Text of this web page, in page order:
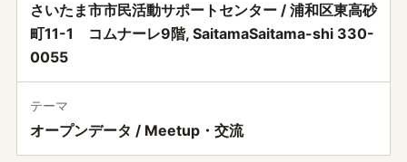
さいたま市市民活動サポートセンター / 浦和区東高砂
町11-1 コムナーレ9階, SaitamaSaitama-shi 330-
0055
テーマ
オープンデータ / Meetup・交流